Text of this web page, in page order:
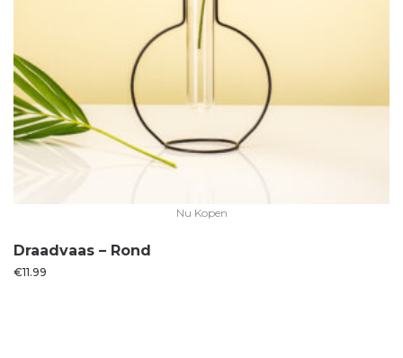
Nu Kopen
Draadvaas – Rond
€11.99